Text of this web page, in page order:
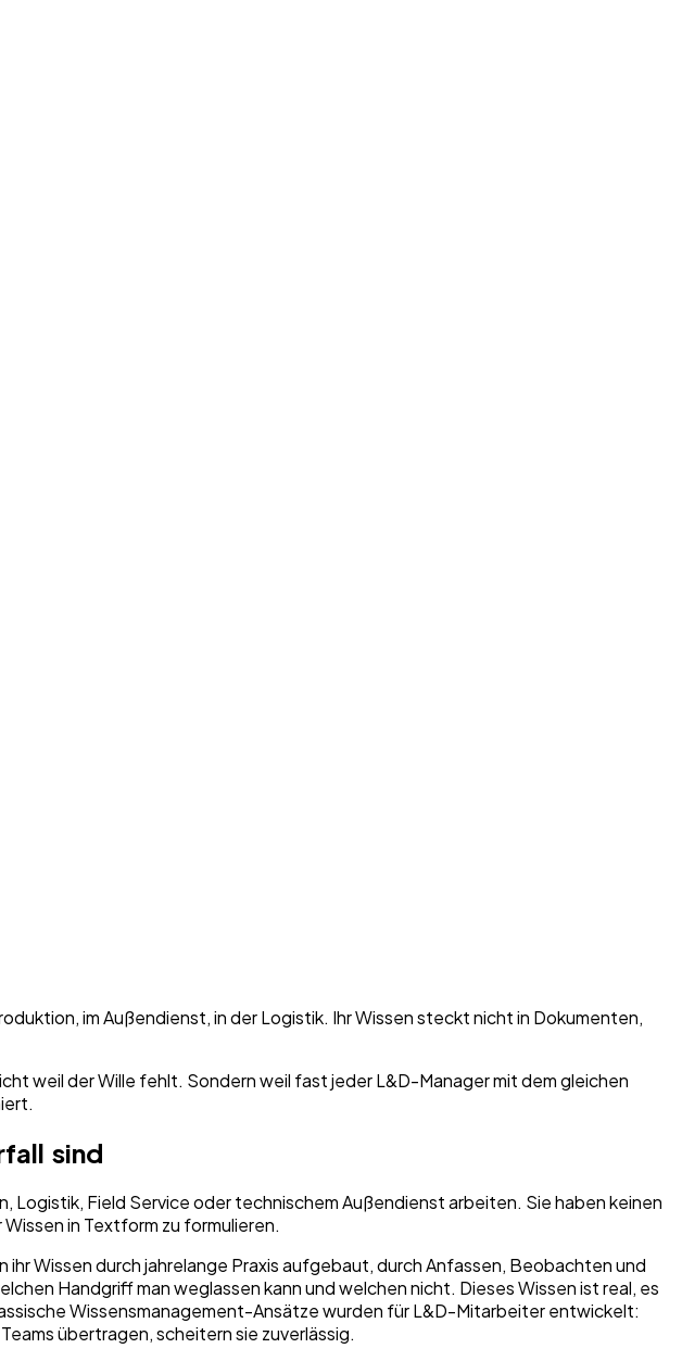
im Außendienst, in der Logistik. Ihr Wissen steckt nicht in Dokumenten,
weil der Wille fehlt. Sondern weil fast jeder L&D-Manager mit dem gleichen
sind
Field Service oder technischem Außendienst arbeiten. Sie haben keinen
in Textform zu formulieren.
Wissen durch jahrelange Praxis aufgebaut, durch Anfassen, Beobachten und
Handgriff man weglassen kann und welchen nicht. Dieses Wissen ist real, es
Wissensmanagement-Ansätze wurden für L&D-Mitarbeiter entwickelt:
übertragen, scheitern sie zuverlässig.